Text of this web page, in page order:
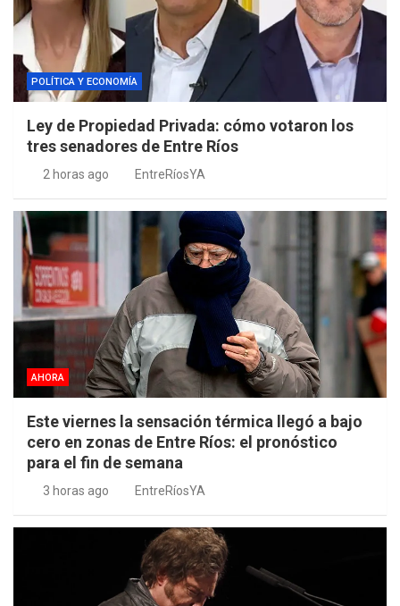
POLÍTICA Y ECONOMÍA
Ley de Propiedad Privada: cómo votaron los
tres senadores de Entre Ríos
2 horas ago EntreRíosYA
AHORA
Este viernes la sensación térmica llegó a bajo
cero en zonas de Entre Ríos: el pronóstico
para el fin de semana
3 horas ago EntreRíosYA